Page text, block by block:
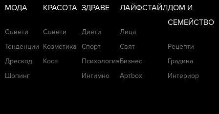
МОДА
Съвети
Тенденции
Дрескод
Шопинг
КРАСОТА
Съвети
Козметика
Коса
ЗДРАВЕ
Диети
Спорт
Психология
Интимно
ЛАЙФСТАЙЛ
Лица
Свят
Бизнес
Артbox
ДОМ И
СЕМЕЙСТВО
Рецепти
Градина
Интериор